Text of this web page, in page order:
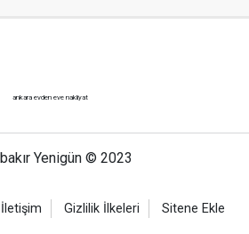
ankara evden eve nakliyat
Yenigün © 2023
İletişim Gizlilik İlkeleri Sitene Ekle